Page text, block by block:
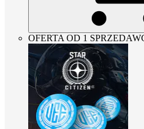
OFERTA OD 1